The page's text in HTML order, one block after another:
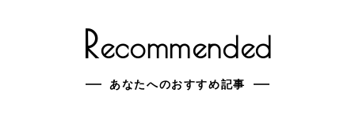
Recommended
あなたへのおすすめ記事